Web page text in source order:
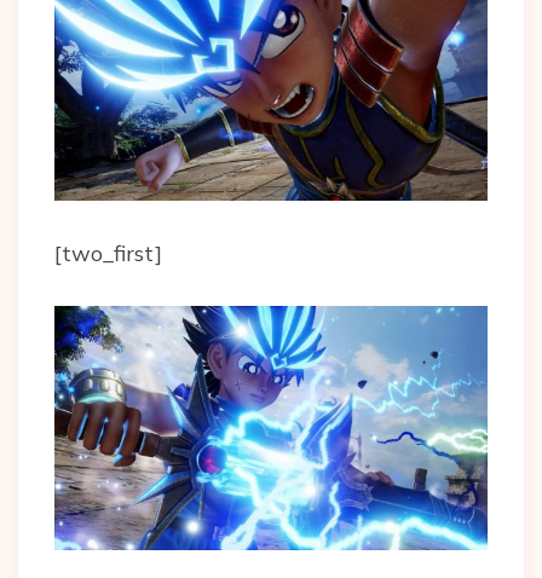
[two_first]